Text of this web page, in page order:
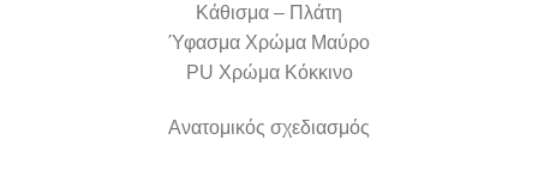
Κάθισμα – Πλάτη
Ύφασμα Χρώμα Μαύρο
PU Χρώμα Κόκκινο
Ανατομικός σχεδιασμός